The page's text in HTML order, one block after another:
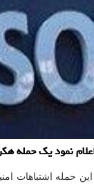
نمود یک حمله
حمله اشتباهات